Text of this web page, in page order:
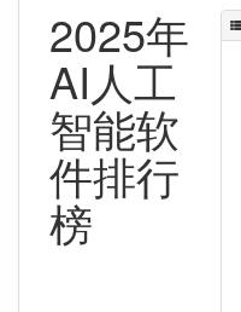
2025年
AI人工
智能软
件排行
榜